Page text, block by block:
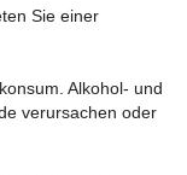
Sie einer
Alkohol- und
verursachen oder